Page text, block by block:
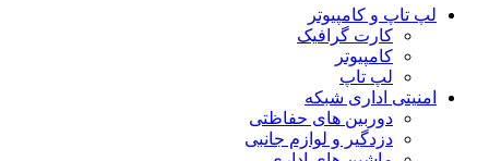
لپ تاپ و کامپیوتر
کارت گرافیک
کامپیوتر
لپ تاپ
امنیتی اداری شبکه
دوربین های حفاظتی
دزدگیر و لوازم جانبی